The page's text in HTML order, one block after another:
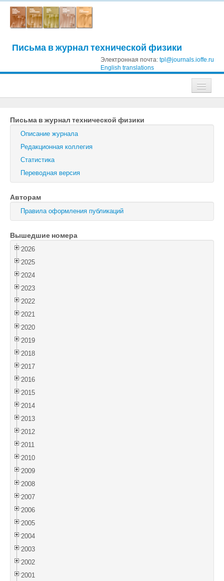
Письма в журнал технической физики
Электронная почта: tpl@journals.ioffe.ru
English translations
Журнал технической физики
Письма в Журнал технической физики
Физика твердого тела
Физика и техника полупроводников
Оптика и спектроскопия
Поиск
Войти
Письма в журнал технической физики
Описание журнала
Редакционная коллегия
Статистика
Переводная версия
Авторам
Правила оформления публикаций
Вышедшие номера
2026
2025
2024
2023
2022
2021
2020
2019
2018
2017
2016
2015
2014
2013
2012
2011
2010
2009
2008
2007
2006
2005
2004
2003
2002
2001